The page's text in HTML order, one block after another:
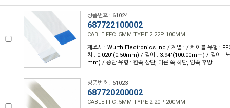
상품번호 : 61024
687722100002
CABLE FFC .5MM TYPE 2 22P 100MM
제조사 : Wurth Electronics Inc / 계열 : / 케이블 유형 :
치 : 0.020"(0.50mm) / 길이 : 3.94"(100.00mm) / 길이 -
mm) / 종단 유형 : 한쪽 상단, 다른 쪽 하단, 양쪽 후방
상품번호 : 61023
687720200002
CABLE FFC .5MM TYPE 2 20P 200MM